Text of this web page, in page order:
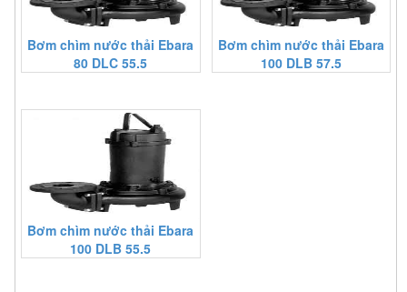
Bơm chìm nước thải Ebara
80 DLC 55.5
Bơm chìm nước thải Ebara
100 DLB 57.5
Bơm chìm nước thải Ebara
100 DLB 55.5